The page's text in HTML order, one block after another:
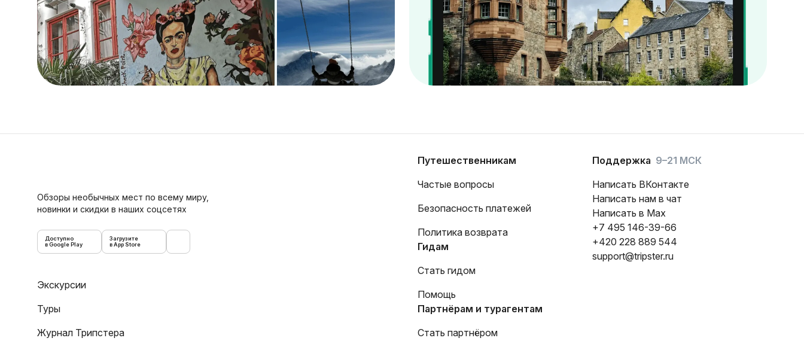
Обзоры необычных мест по всему миру,
новинки и скидки в наших соцсетях
Доступно
в Google Play
Загрузите
в App Store
Экскурсии
Туры
Журнал Трипстера
Путешественникам
Частые вопросы
Безопасность платежей
Политика возврата
Гидам
Стать гидом
Помощь
Партнёрам и турагентам
Стать партнёром
Поддержка 9–21 МСК
Написать ВКонтакте
Написать нам в чат
Написать в Max
+7 495 146-39-66
+420 228 889 544
support@tripster.ru